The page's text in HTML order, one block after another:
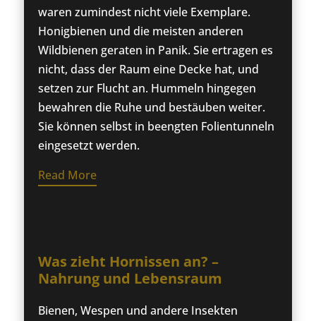
waren zumindest nicht viele Exemplare.
Honigbienen und die meisten anderen
Wildbienen geraten in Panik. Sie ertragen es
nicht, dass der Raum eine Decke hat, und
setzen zur Flucht an. Hummeln hingegen
bewahren die Ruhe und bestäuben weiter.
Sie können selbst in beengten Folientunneln
eingesetzt werden.
Read More
Was zieht Hornissen an? –
Nahrung und Lebensraum
Bienen, Wespen und andere Insekten